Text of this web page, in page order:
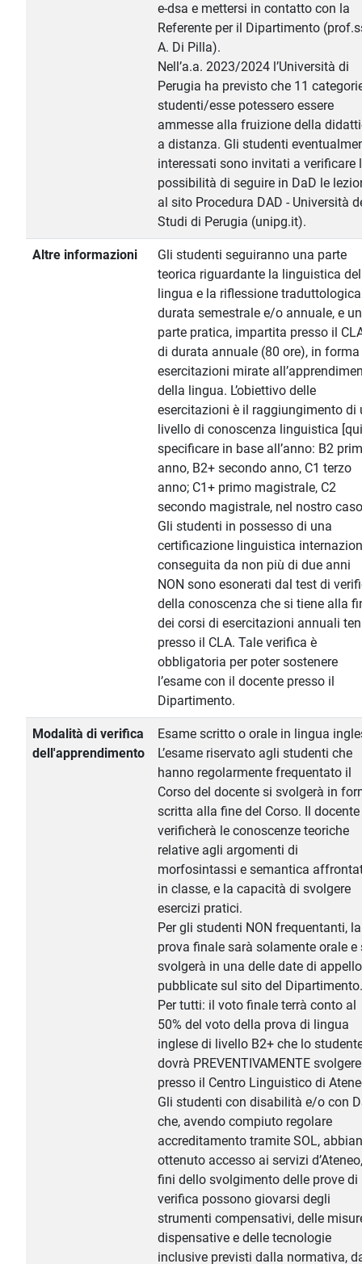
e-dsa e mettersi in contatto con la
Referente per il Dipartimento
A. Di Pilla).
Nell’a.a. 2023/2024 l’Università di
Perugia ha previsto che 11
studenti/esse potessero essere
ammesse alla fruizione della
a distanza. Gli studenti
interessati sono invitati a verificare
possibilità di seguire in DaD le
al sito Procedura DAD - Università
Studi di Perugia (unipg.it).
Altre informazioni
Gli studenti seguiranno una parte
teorica riguardante la linguistica
lingua e la riflessione
durata semestrale e/o annuale, e
parte pratica, impartita presso il
di durata annuale (80 ore), in
esercitazioni mirate
della lingua. L’obiettivo delle
esercitazioni è il raggiungimento di
livello di conoscenza linguistica [qui
specificare in base all’anno: B2
anno, B2+ secondo anno, C1 terzo
anno; C1+ primo magistrale, C2
secondo magistrale, nel nostro
Gli studenti in possesso di una
certificazione linguistica
conseguita da non più di due anni
NON sono esonerati dal test di
della conoscenza che si tiene alla
dei corsi di esercitazioni annuali
presso il CLA. Tale verifica è
obbligatoria per poter sostenere
l’esame con il docente presso il
Dipartimento.
Modalità di verifica
dell'apprendimento
Esame scritto o orale in lingua
L’esame riservato agli studenti che
hanno regolarmente frequentato il
Corso del docente si svolgerà in
scritta alla fine del Corso. Il docente
verificherà le conoscenze teoriche
relative agli argomenti di
morfosintassi e semantica
in classe, e la capacità di svolgere
esercizi pratici.
Per gli studenti NON frequentanti, la
prova finale sarà solamente orale e
svolgerà in una delle date di appello
pubblicate sul sito del Dipartimento.
Per tutti: il voto finale terrà conto al
50% del voto della prova di lingua
inglese di livello B2+ che lo
dovrà PREVENTIVAMENTE svolgere
presso il Centro Linguistico di
Gli studenti con disabilità e/o con
che, avendo compiuto regolare
accreditamento tramite SOL,
ottenuto accesso ai servizi
fini dello svolgimento delle prove di
verifica possono giovarsi degli
strumenti compensativi, delle
dispensative e delle tecnologie
inclusive previsti dalla normativa,